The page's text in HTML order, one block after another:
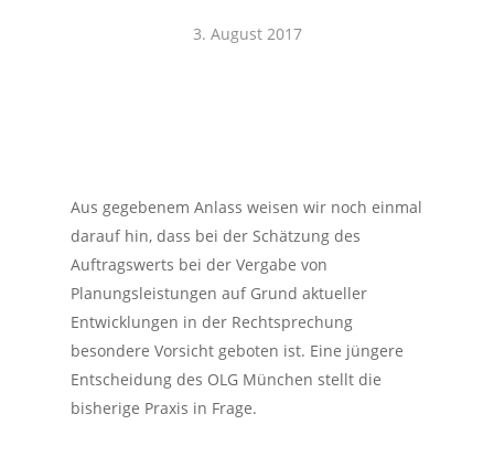
3. August 2017
Aus gegebenem Anlass weisen wir noch einmal
darauf hin, dass bei der Schätzung des
Auftragswerts bei der Vergabe von
Planungsleistungen auf Grund aktueller
Entwicklungen in der Rechtsprechung
besondere Vorsicht geboten ist. Eine jüngere
Entscheidung des OLG München stellt die
bisherige Praxis in Frage.